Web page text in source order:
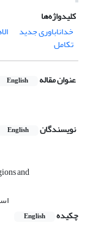
کلیدواژه‌ها
خداناباوری جدید
تکامل
عنوان مقاله English
نویسندگان English
and
چکیده
English